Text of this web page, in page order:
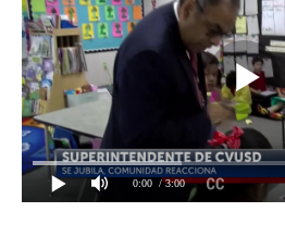
0:00 / 3:00